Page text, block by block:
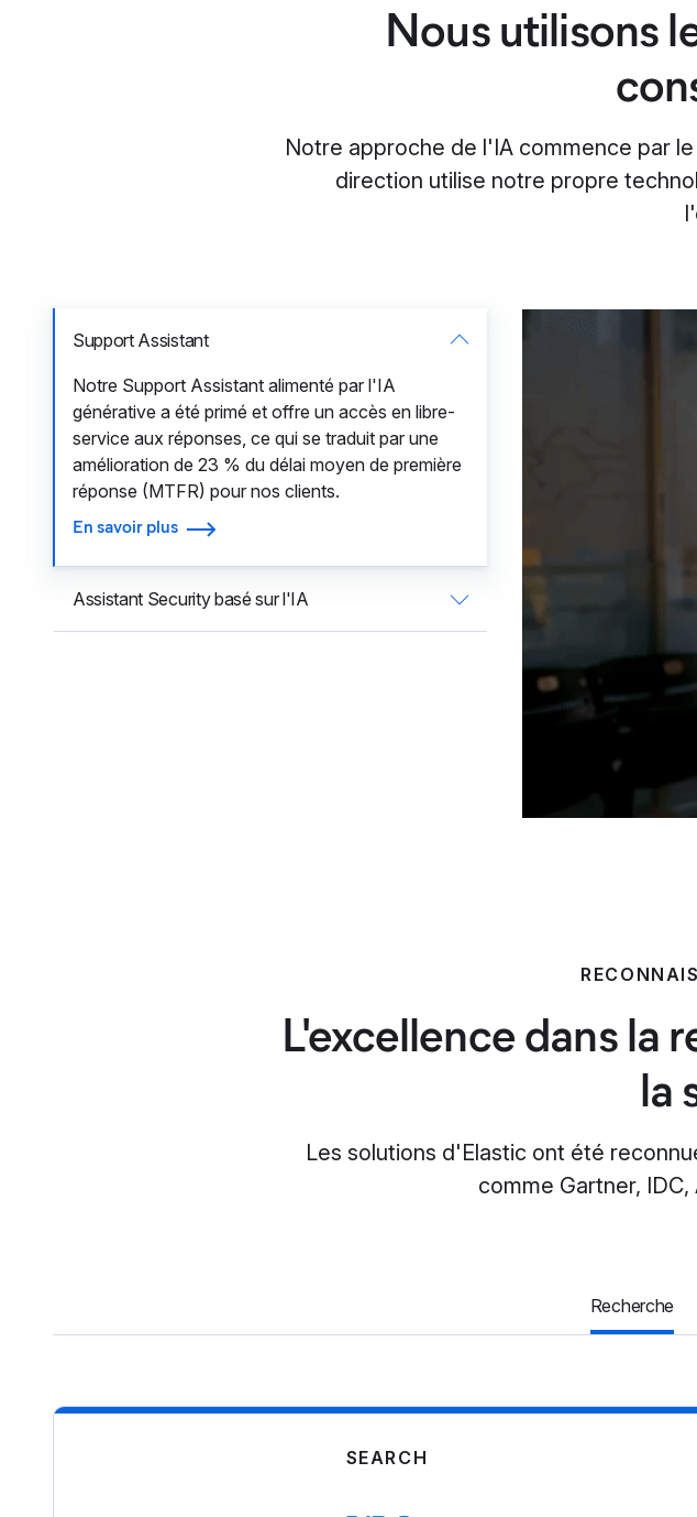
Nous utilisons
Notre approche de l'IA commence par
direction utilise notre propre
Support Assistant
Notre Support Assistant alimenté par l'IA
générative a été primé et offre un accès en libre-
service aux réponses, ce qui se traduit par une
amélioration de 23 % du délai moyen de première
réponse (MTFR) pour nos clients.
En savoir plus
Assistant Security basé sur l'IA
L'excellence dans la
la
Les solutions d'Elastic ont été
comme Gartner,
Recherche
SEARCH